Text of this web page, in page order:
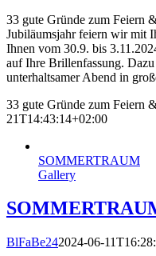
33 gute Gründe zum Feiern
Jubiläumsjahr feiern wir mit
Ihnen vom 30.9. bis
auf Ihre Brillenfassung.
unterhaltsamer Abend in
33 gute Gründe zum Feiern
21T14:43:14+02:00
SOMMERTRAUM
Gallery
BlFaBe242024-06-